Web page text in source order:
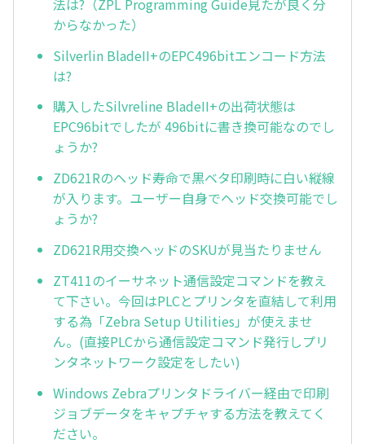
法は?（ZPL Programming Guide見たが良く分
からなかった）
Silverlin BladeII+のEPC496bitエンコード方法
は?
購入したSilvreline BladeII+の出荷状態は
EPC96bitでしたが 496bitに書き換可能なのでし
ょうか?
ZD621Rのヘッド寿命で黒ベタ印刷時に白い縦線
が入ります。ユーザー自身でヘッド交換可能でし
ょうか?
ZD621R用交換ヘッドのSKUが見当たりません
ZT411のイーサネット通信設定コマンドを教え
て下さい。今回はPLCとプリンタを直結して利用
する為「Zebra Setup Utilities」が使えませ
ん。(直接PLCから通信設定コマンド発行しプリ
ンタネットワーク設定をしたい)
Windows Zebraプリンタドライバー経由で印刷
ジョブデータをキャプチャする方法を教えてく
ださい。